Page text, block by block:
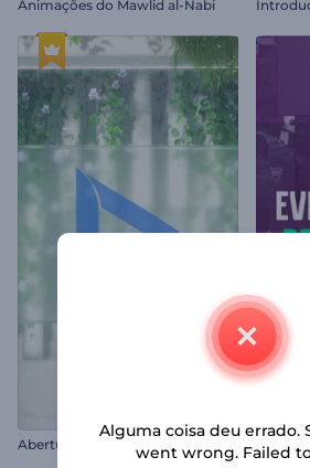
Animações do Mawlid al-Nabi
Abertura de Placa de Vidro
Alguma coisa deu errado.
went wrong. Failed